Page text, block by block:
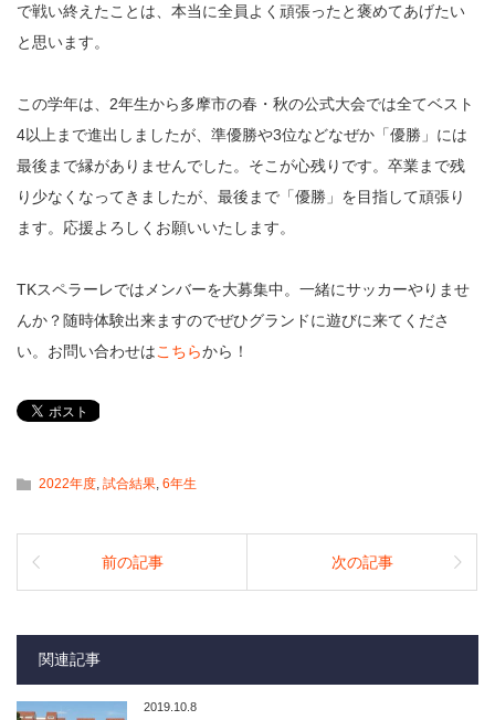
で戦い終えたことは、本当に全員よく頑張ったと褒めてあげたい
と思います。
この学年は、2年生から多摩市の春・秋の公式大会では全てベスト
4以上まで進出しましたが、準優勝や3位などなぜか「優勝」には
最後まで縁がありませんでした。そこが心残りです。卒業まで残
り少なくなってきましたが、最後まで「優勝」を目指して頑張り
ます。応援よろしくお願いいたします。
TKスペラーレではメンバーを大募集中。一緒にサッカーやりませ
んか？随時体験出来ますのでぜひグランドに遊びに来てくださ
い。お問い合わせはこちらから！
2022年度, 試合結果, 6年生
前の記事 次の記事
関連記事
2019.10.8